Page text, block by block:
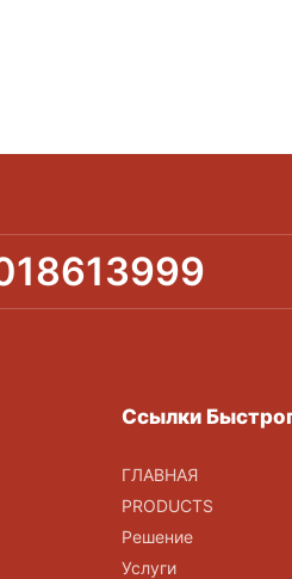
Ссылки
ГЛАВНАЯ
PRODUCTS
Решение
Услуги